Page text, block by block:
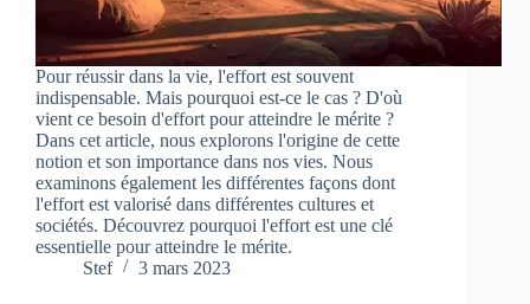
Pour réussir dans la vie, l'effort est souvent
indispensable. Mais pourquoi est-ce le cas ? D'où
vient ce besoin d'effort pour atteindre le mérite ?
Dans cet article, nous explorons l'origine de cette
notion et son importance dans nos vies. Nous
examinons également les différentes façons dont
l'effort est valorisé dans différentes cultures et
sociétés. Découvrez pourquoi l'effort est une clé
essentielle pour atteindre le mérite.
Stef
3 mars 2023